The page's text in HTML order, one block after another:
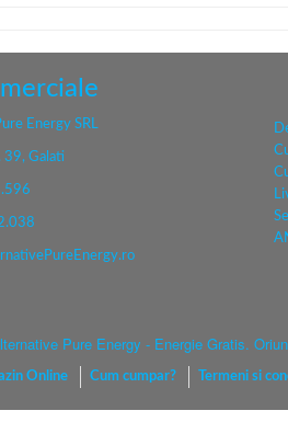
Energy SRL
39, Galati
Pure Energy - Energie Gratis.
Online Cum cumpar? Termeni si